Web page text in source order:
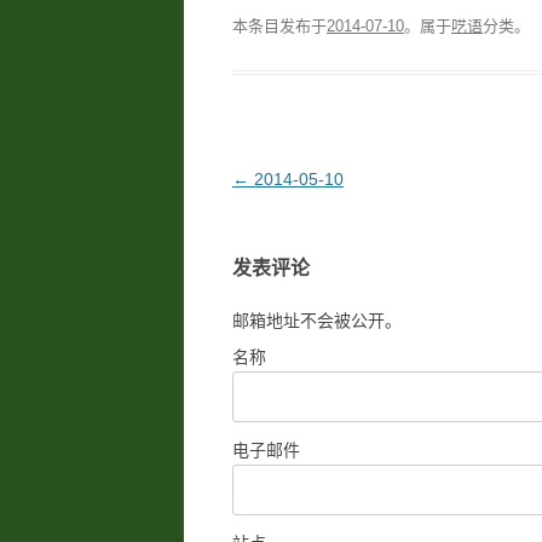
本条目发布于2014-07-10。属于呓语分类。
文
航
← 2014-05-10
发表评论
邮箱地址不会被公开。
名称
电子邮件